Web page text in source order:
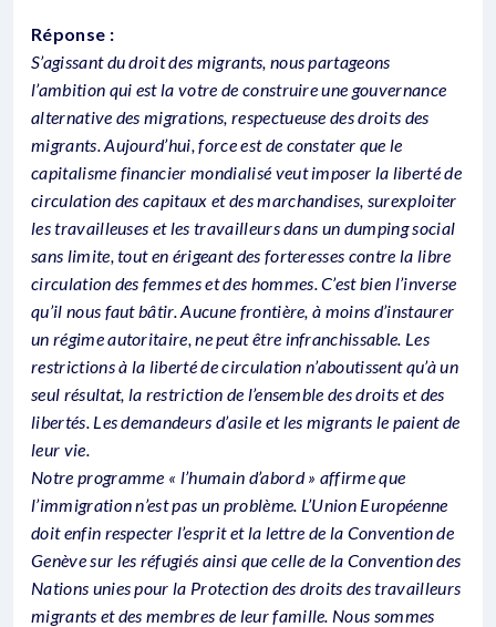
Réponse :
S’agissant du droit des migrants, nous partageons
l’ambition qui est la votre de construire une gouvernance
alternative des migrations, respectueuse des droits des
migrants. Aujourd’hui, force est de constater que le
capitalisme financier mondialisé veut imposer la liberté de
circulation des capitaux et des marchandises, surexploiter
les travailleuses et les travailleurs dans un dumping social
sans limite, tout en érigeant des forteresses contre la libre
circulation des femmes et des hommes. C’est bien l’inverse
qu’il nous faut bâtir. Aucune frontière, à moins d’instaurer
un régime autoritaire, ne peut être infranchissable. Les
restrictions à la liberté de circulation n’aboutissent qu’à un
seul résultat, la restriction de l’ensemble des droits et des
libertés. Les demandeurs d’asile et les migrants le paient de
leur vie.
Notre programme « l’humain d’abord » affirme que
l’immigration n’est pas un problème. L’Union Européenne
doit enfin respecter l’esprit et la lettre de la Convention de
Genève sur les réfugiés ainsi que celle de la Convention des
Nations unies pour la Protection des droits des travailleurs
migrants et des membres de leur famille. Nous sommes